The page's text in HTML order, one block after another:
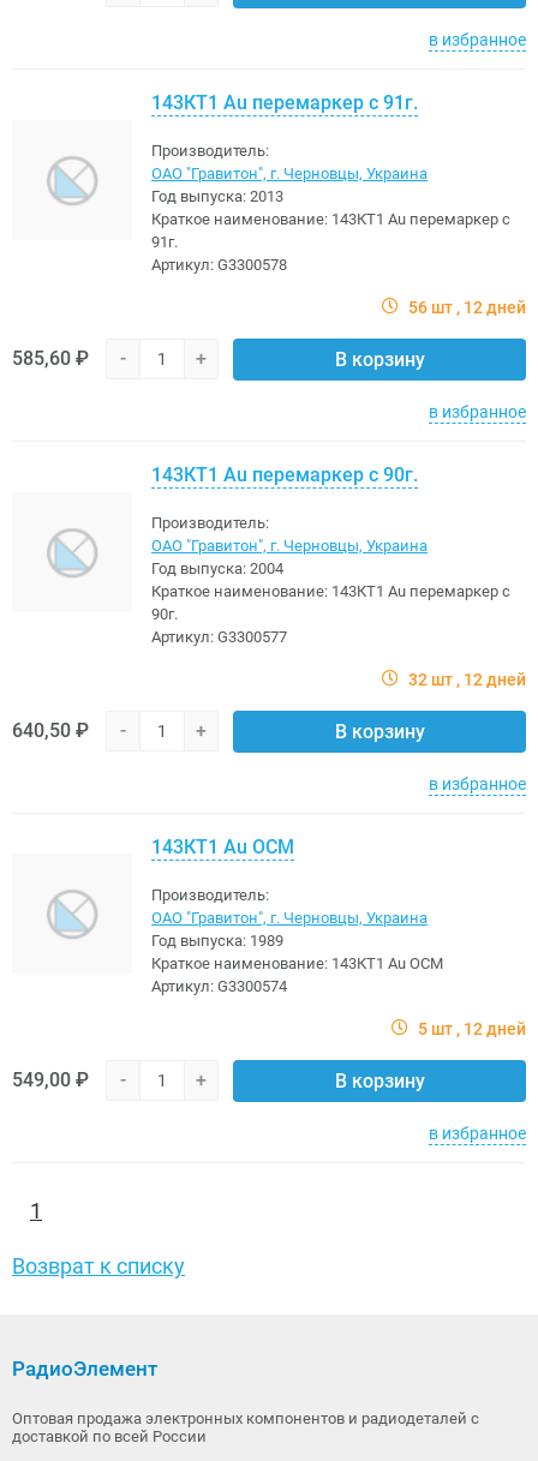
в избранное
143КТ1 Au перемаркер с 91г.
Производитель:
ОАО "Гравитон", г. Черновцы, Украина
Год выпуска: 2013
Краткое наименование: 143КТ1 Au перемаркер с
91г.
Артикул: G3300578
56 шт 12 дней
585,60 ₽ - + В корзину
в избранное
143КТ1 Au перемаркер с 90г.
Производитель:
ОАО "Гравитон", г. Черновцы, Украина
Год выпуска: 2004
Краткое наименование: 143КТ1 Au перемаркер с
90г.
Артикул: G3300577
32 шт 12 дней
640,50 ₽ - + В корзину
в избранное
143КТ1 Au ОСМ
Производитель:
ОАО "Гравитон", г. Черновцы, Украина
Год выпуска: 1989
Краткое наименование: 143КТ1 Au ОСМ
Артикул: G3300574
5 шт 12 дней
549,00 ₽ - + В корзину
в избранное
1
Возврат к списку
РадиоЭлемент
Оптовая продажа электронных компонентов и радиодеталей с
доставкой по всей России